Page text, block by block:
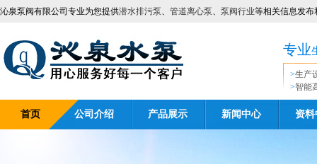
沁泉泵阀有限公司专业为您提供潜水排污泵、 管道离心泵、 泵阀行业等相关信息发布
专业
>生产
>智能
首页 公司介绍 产品展示 新闻中心 资料